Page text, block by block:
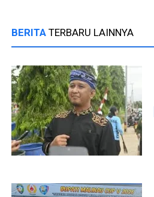
BERITA TERBARU LAINNYA